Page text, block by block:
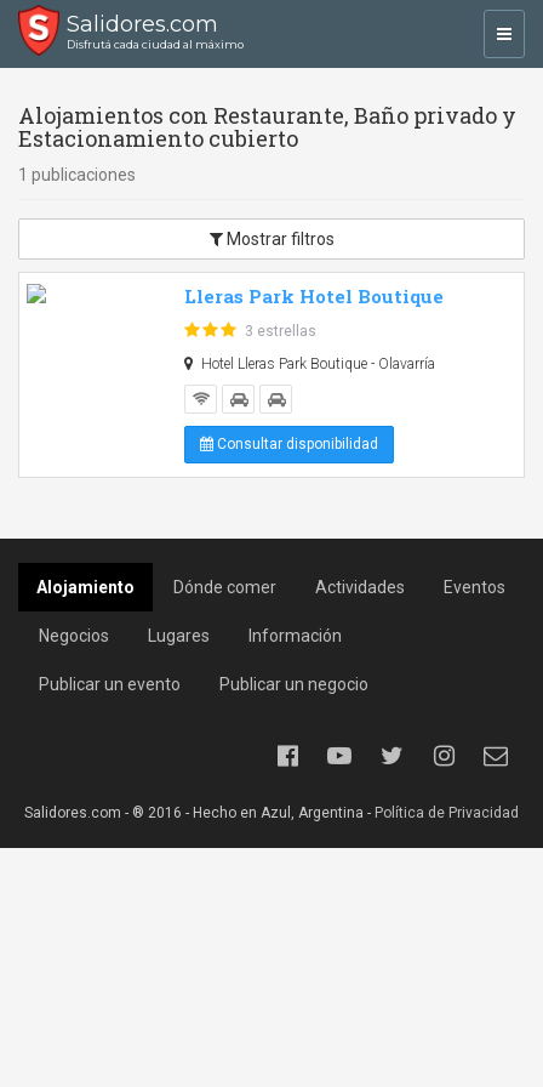
Salidores.com
Disfrutá cada ciudad al máximo
Alojamientos con Restaurante, Baño privado y
Estacionamiento cubierto
1 publicaciones
Mostrar filtros
Lleras Park Hotel Boutique
3 estrellas
Hotel Lleras Park Boutique - Olavarría
Consultar disponibilidad
Alojamiento Dónde comer Actividades Eventos
Negocios Lugares Información
Publicar un evento Publicar un negocio
Salidores.com - ® 2016 - Hecho en Azul, Argentina - Política de Privacidad